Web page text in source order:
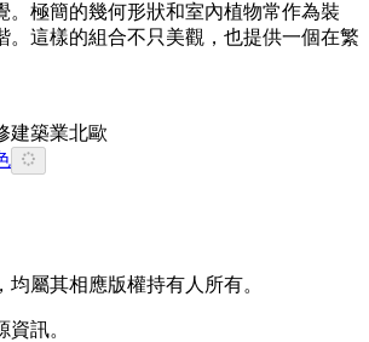
。極簡的幾何形狀和室內植物常作為裝
。這樣的組合不只美觀，也提供一個在繁
建築業北歐
屬其相應版權持有人所有。
訊。